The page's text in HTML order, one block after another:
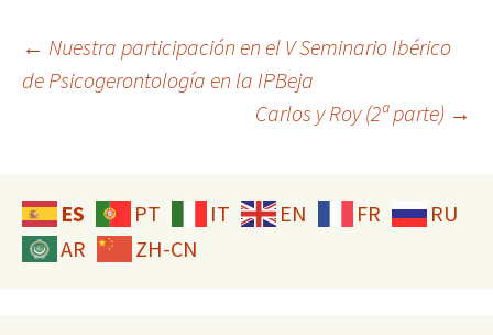
Navegación
entradas
← Nuestra participación en el V Seminario Ibérico
de Psicogerontología en la IPBeja
Carlos y Roy (2ª parte) →
ES PT IT EN FR
RU
AR
ZH-CN